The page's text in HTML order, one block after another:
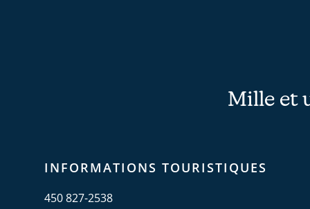
Mille et
INFORMATIONS TOURISTIQUES
450 827-2538